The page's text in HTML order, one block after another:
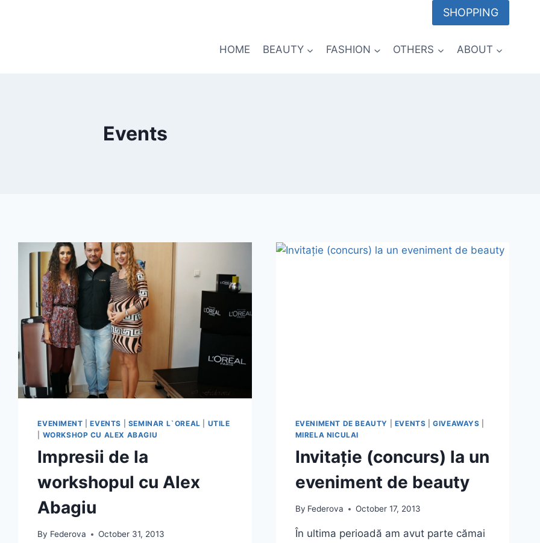
SHOPPING
HOME BEAUTY FASHION OTHERS ABOUT
Events
EVENIMENT |EVENTS SEMINAR L`OREAL
UTILE
WORKSHOP CU ALEX ABAGIU
Impresii de la
workshopul cu Alex
Abagiu
By Federova October 31, 2013
EVENIMENT DE BEAUTY EVENTS |GIVEAWAYS
MIRELA NICULAI
Invitație (concurs) la un
eveniment de beauty
By Federova October 17, 2013
În ultima perioadă am avut parte cămai